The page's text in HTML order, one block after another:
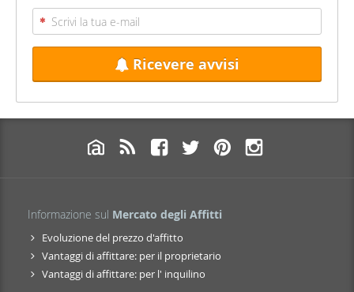
Ricevere avvisi
Informazione sul Mercato degli Affitti
Evoluzione del prezzo d'affitto
Vantaggi di affittare: per il proprietario
Vantaggi di affittare: per l' inquilino